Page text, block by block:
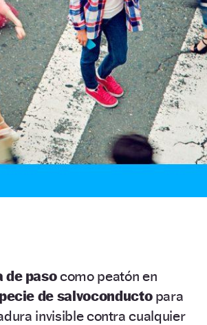
pasocomo peatón en
de salvoconductopara
invisible contra cualquier